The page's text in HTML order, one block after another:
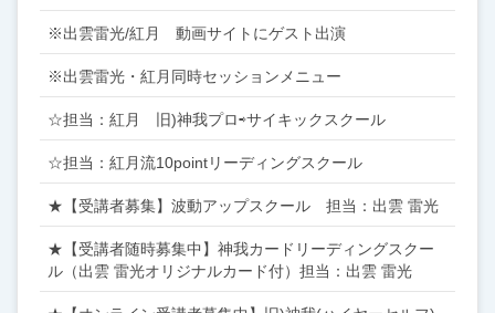
※出雲雷光/紅月 動画サイトにゲスト出演
※出雲雷光・紅月同時セッションメニュー
☆担当：紅月 旧)神我プロ⇨サイキックスクール
☆担当：紅月流10pointリーディングスクール
★【受講者募集】波動アップスクール 担当：出雲 雷光
★【受講者随時募集中】神我カードリーディングスクー
ル（出雲 雷光オリジナルカード付）担当：出雲 雷光